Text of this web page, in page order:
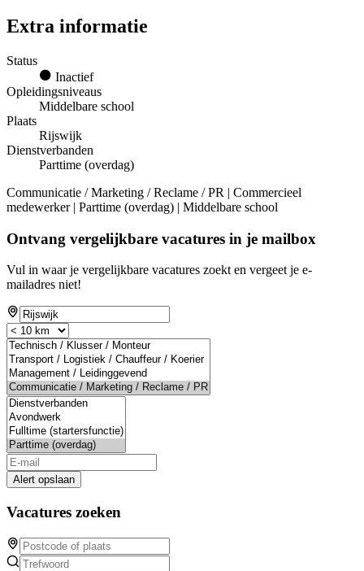
Extra informatie
Status
Inactief
Opleidingsniveaus
Middelbare school
Plaats
Rijswijk
Dienstverbanden
Parttime (overdag)
Communicatie / Marketing / Reclame / PR | Commercieel
medewerker | Parttime (overdag) | Middelbare school
Ontvang vergelijkbare vacatures in je mailbox
Vul in waar je vergelijkbare vacatures zoekt en vergeet je e-
mailadres niet!
Alert opslaan
Vacatures zoeken